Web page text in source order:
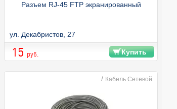
Разъем RJ-45 FTP экранированный
ул. Декабристов, 27
15 руб. Купить
/ Кабель Сетевой